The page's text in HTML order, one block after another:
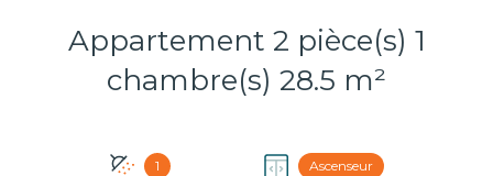
Appartement 2 pièce(s) 1
chambre(s) 28.5 m²
1 Ascenseur